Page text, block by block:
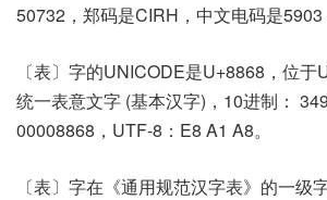
50732，郑码是CIRH，中文电码是5903
〔表〕字的UNICODE是U+8868，位
统一表意文字 (基本汉字)，10进制：
00008868，UTF-8：E8 A1 A8。
〔表〕字在《通用规范汉字表》的一级